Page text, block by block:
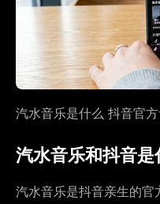
汽水音乐是什么 抖音官
汽水音乐和抖音是
汽水音乐是抖音亲生的